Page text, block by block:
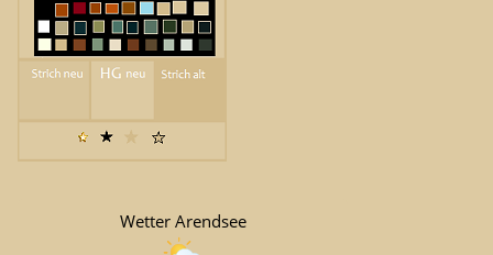
Wetter Arendsee